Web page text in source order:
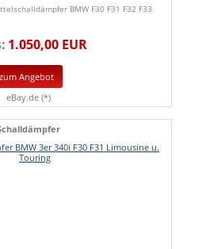
BMW F30 F31 F32 F33
1.050,00 EUR
zum Angebot
eBay.de (*)